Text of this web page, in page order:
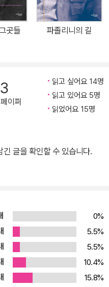
부터 고된 수련을 받으며 음악
르크스의 저작을 탐독하며 당
기획한 프라하 사태에 전율하
스의 대표 지식인이던 사르트
터 그의 프랑스행이 예견되었
명해줄 열쇠들을 살펴본다. 소
는 브르노시에서 태어났다. 오
이다. 그는 작곡가이자 피아
악적 분위기가 가득한 환경에
것으로 기대되었으나, 그는
길로 나아가기 시작했다. 제2
생국 체코슬로바키아에 1948
. 그 20년 후 프라하의 봄을
계기로 집권 공산당의 밀착 감
당연히 일자리도 잃는다. 프
도 불가능해졌고, 모든 것을 도
곳들 파졸리니의 길
3
이퍼
읽고 싶어요 14명
읽고 있어요 5명
읽었어요 15명
글을 확인할 수 있습니다.
0%
5.5%
5.5%
10.4%
15.8%